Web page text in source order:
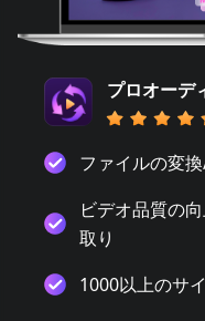
プロオーデ
ファイルの変
ビデオ品質の
取り
1000以上のサ